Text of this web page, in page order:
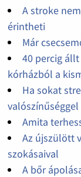
A stroke
érintheti
Már
40 percig
kórházból a
Ha sokat
Amita
Az újszülött
szokásaival
A bőr